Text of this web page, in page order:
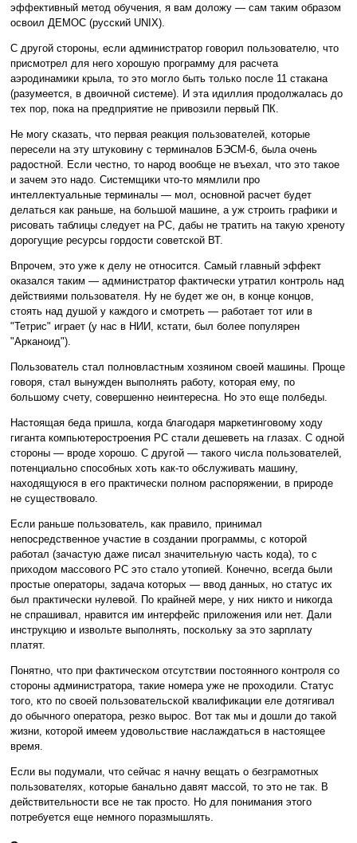
эффективный метод обучения, я вам доложу — сам таким образом
освоил ДЕМОС (русский UNIX).
С другой стороны, если администратор говорил пользователю, что
присмотрел для него хорошую программу для расчета
аэродинамики крыла, то это могло быть только после 11 стакана
(разумеется, в двоичной системе). И эта идиллия продолжалась до
тех пор, пока на предприятие не привозили первый ПК.
Не могу сказать, что первая реакция пользователей, которые
пересели на эту штуковину с терминалов БЭСМ-6, была очень
радостной. Если честно, то народ вообще не въехал, что это такое
и зачем это надо. Системщики что-то мямлили про
интеллектуальные терминалы — мол, основной расчет будет
делаться как раньше, на большой машине, а уж строить графики и
рисовать таблицы следует на PC, дабы не тратить на такую хреноту
дорогущие ресурсы гордости советской ВТ.
Впрочем, это уже к делу не относится. Самый главный эффект
оказался таким — администратор фактически утратил контроль над
действиями пользователя. Ну не будет же он, в конце концов,
стоять над душой у каждого и смотреть — работает тот или в
"Тетрис" играет (у нас в НИИ, кстати, был более популярен
"Арканоид").
Пользователь стал полновластным хозяином своей машины. Проще
говоря, стал вынужден выполнять работу, которая ему, по
большому счету, совершенно неинтересна. Но это еще полбеды.
Настоящая беда пришла, когда благодаря маркетинговому ходу
гиганта компьютеростроения РС стали дешеветь на глазах. С одной
стороны — вроде хорошо. С другой — такого числа пользователей,
потенциально способных хоть как-то обслуживать машину,
находящуюся в его практически полном распоряжении, в природе
не существовало.
Если раньше пользователь, как правило, принимал
непосредственное участие в создании программы, с которой
работал (зачастую даже писал значительную часть кода), то с
приходом массового PC это стало утопией. Конечно, всегда были
простые операторы, задача которых — ввод данных, но статус их
был практически нулевой. По крайней мере, у них никто и никогда
не спрашивал, нравится им интерфейс приложения или нет. Дали
инструкцию и извольте выполнять, поскольку за это зарплату
платят.
Понятно, что при фактическом отсутствии постоянного контроля со
стороны администратора, такие номера уже не проходили. Статус
того, кто по своей пользовательской квалификации еле дотягивал
до обычного оператора, резко вырос. Вот так мы и дошли до такой
жизни, которой имеем удовольствие наслаждаться в настоящее
время.
Если вы подумали, что сейчас я начну вещать о безграмотных
пользователях, которые банально давят массой, то это не так. В
действительности все не так просто. Но для понимания этого
потребуется еще немного поразмышлять.